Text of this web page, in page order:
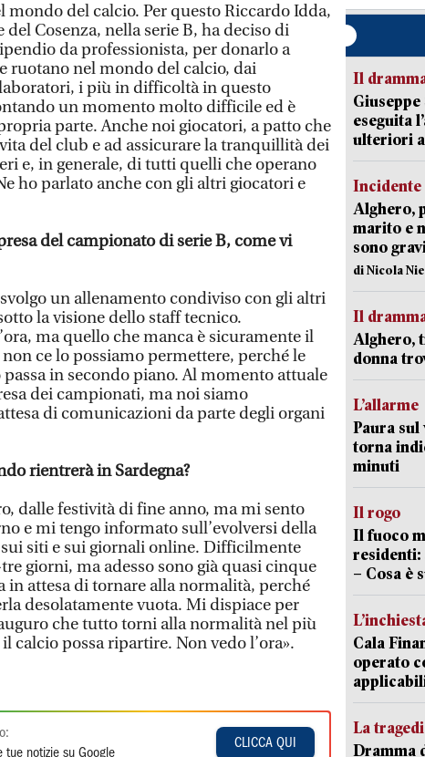
mondo del calcio. Per questo Riccardo Idda,
Cosenza, nella serie B, ha deciso di
da professionista, per donarlo a
ruotano nel mondo del calcio, dai
i più in difficoltà in questo
un momento molto difficile ed è
parte. Anche noi giocatori, a patto che
del club e ad assicurare la tranquillità dei
e, in generale, di tutti quelli che operano
ho parlato anche con gli altri giocatori e
del campionato di serie B, come vi
un allenamento condiviso con gli altri
la visione dello staff tecnico.
ma quello che manca è sicuramente il
ce lo possiamo permettere, perché le
in secondo piano. Al momento attuale
dei campionati, ma noi siamo
di comunicazioni da parte degli organi
rientrerà in Sardegna?
dalle festività di fine anno, ma mi sento
e mi tengo informato sull’evolversi della
siti e sui giornali online. Difficilmente
giorni, ma adesso sono già quasi cinque
in attesa di tornare alla normalità, perché
desolatamente vuota. Mi dispiace per
che tutto torni alla normalità nel più
calcio possa ripartire. Non vedo l’ora».
tue notizie su Google
CLICCA QUI
Il
eseguita
ulteriori
Incidente
Alghero,
marito e
sono gravi
di Nicola
Il
Alghero,
donna
L’allarme
Paura sul
torna
minuti
Il rogo
Il fuoco
residenti:
– Cosa è
Cala
operato
La
Dramma